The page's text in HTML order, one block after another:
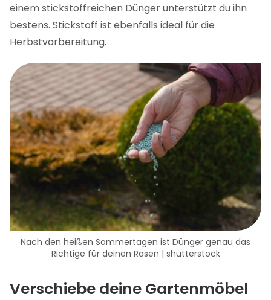
einem stickstoffreichen Dünger unterstützt du ihn
bestens. Stickstoff ist ebenfalls ideal für die
Herbstvorbereitung.
Nach den heißen Sommertagen ist Dünger genau das
Richtige für deinen Rasen | shutterstock
Verschiebe deine Gartenmöbel